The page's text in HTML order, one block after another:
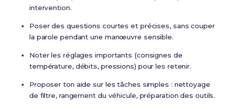
intervention.
Poser des questions courtes et précises, sans couper
la parole pendant une manœuvre sensible.
Noter les réglages importants (consignes de
température, débits, pressions) pour les retenir.
Proposer ton aide sur les tâches simples : nettoyage
de filtre, rangement du véhicule, préparation des outils.